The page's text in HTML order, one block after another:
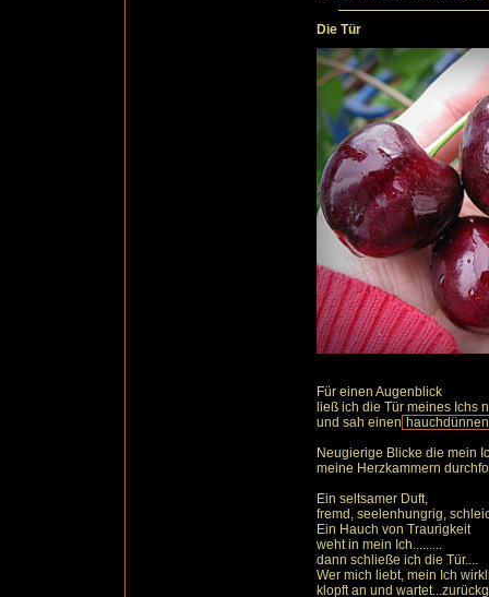
Die Tür
Für einen Augenblick
ließ ich die Tür meines Ichs
und sah einen
Neugierige Blicke die mein
meine Herzkammern
Ein seltsamer Duft,
fremd, seelenhungrig,
Ein Hauch von Traurigkeit
weht in mein Ich.........
dann schließe ich die Tür....
Wer mich liebt, mein Ich
klopft an und